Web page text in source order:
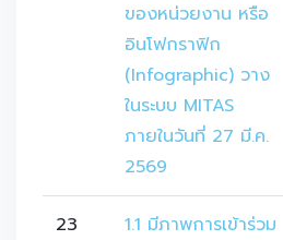
ของหน่วยงาน หรือ
อินโฟกราฟิก
(Infographic) วาง
ในระบบ MITAS
ภายในวันที่ 27 มี.ค.
2569
23
1.1 มีภาพการเข้าร่วม